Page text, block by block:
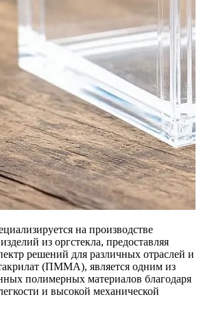
на производстве
из оргстекла, предоставляя
решений для различных отраслей и
(ПММА), является одним из
полимерных материалов благодаря
и высокой механической